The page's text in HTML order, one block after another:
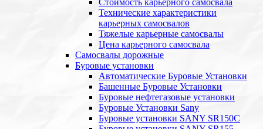
Стоимость карьерного самосвала
Технические характеристики
карьерных самосвалов
Тяжелые карьерные самосвалы
Цена карьерного самосвала
Самосвалы дорожные
Буровые установки
Автоматические Буровые Установки
Башенные Буровые Установки
Буровые нефтегазовые установки
Буровые Установки Sany
Буровые установки SANY SR150C